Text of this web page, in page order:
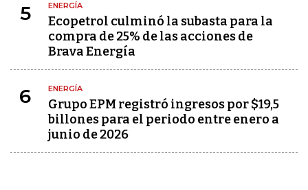
5 ENERGÍA
Ecopetrol culminó la subasta para la
compra de 25% de las acciones de
Brava Energía
6 ENERGÍA
Grupo EPM registró ingresos por $19,5
billones para el periodo entre enero a
junio de 2026